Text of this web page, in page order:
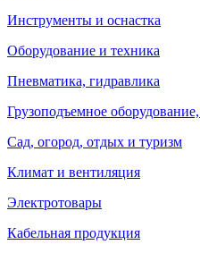
Инструменты и оснастка
Оборудование и техника
Пневматика, гидравлика
Грузоподъемное
Сад, огород, отдых и туризм
Климат и вентиляция
Электротовары
Кабельная продукция